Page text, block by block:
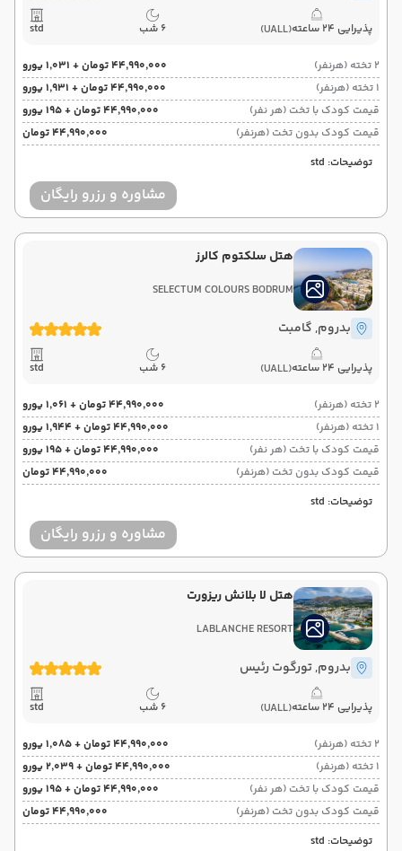
پذیرایی 24 ساعته (UALL) 6 شب std
2 تخته (هرنفر)
۴۴٬۹۹۰٬۰۰۰ تومان + ۱٬۰۳۱ یورو
1 تخته (هرنفر)
۴۴٬۹۹۰٬۰۰۰ تومان + ۱٬۹۳۱ یورو
قیمت کودک با تخت (هر نفر)
۴۴٬۹۹۰٬۰۰۰ تومان + ۱۹۵ یورو
قیمت کودک بدون تخت (هرنفر)
۴۴٬۹۹۰٬۰۰۰ تومان
توضیحات: std
مشاوره و رزرو رایگان
هتل سلکتوم کالرز
SELECTUM COLOURS BODRUM
بدروم, گامبت
پذیرایی 24 ساعته (UALL) 6 شب std
2 تخته (هرنفر)
۴۴٬۹۹۰٬۰۰۰ تومان + ۱٬۰۶۱ یورو
1 تخته (هرنفر)
۴۴٬۹۹۰٬۰۰۰ تومان + ۱٬۹۴۴ یورو
قیمت کودک با تخت (هر نفر)
۴۴٬۹۹۰٬۰۰۰ تومان + ۱۹۵ یورو
قیمت کودک بدون تخت (هرنفر)
۴۴٬۹۹۰٬۰۰۰ تومان
توضیحات: std
مشاوره و رزرو رایگان
هتل لا بلانش ریزورت
LABLANCHE RESORT
بدروم, تورگوت رئیس
پذیرایی 24 ساعته (UALL) 6 شب std
2 تخته (هرنفر)
۴۴٬۹۹۰٬۰۰۰ تومان + ۱٬۰۸۵ یورو
1 تخته (هرنفر)
۴۴٬۹۹۰٬۰۰۰ تومان + ۲٬۰۳۹ یورو
قیمت کودک با تخت (هر نفر)
۴۴٬۹۹۰٬۰۰۰ تومان + ۱۹۵ یورو
قیمت کودک بدون تخت (هرنفر)
۴۴٬۹۹۰٬۰۰۰ تومان
توضیحات: std